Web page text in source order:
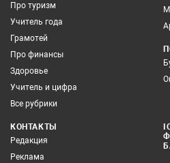
Про туризм
Учитель года
Грамотей
Про финансы
Здоровье
Учитель и цифра
Все рубрики
КОНТАКТЫ
Редакция
Реклама